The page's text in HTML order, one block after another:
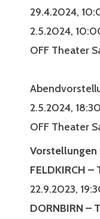
29.4.2024,
2.5.2024,
OFF Theater
2.5.2024,
OFF Theater
Vorstellungen
FELDKIRCH –
22.9.2023,
DORNBIRN –